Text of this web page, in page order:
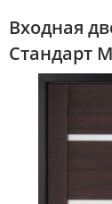
Входная
Стандарт